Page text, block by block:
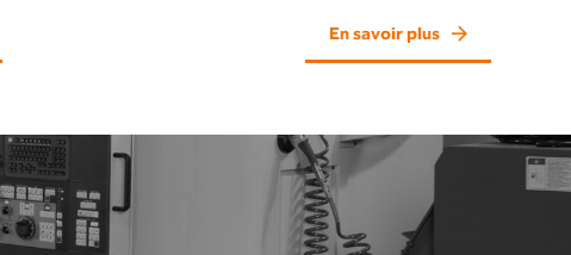
En savoir plus